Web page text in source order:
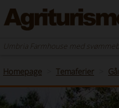
Umbria Farmhouse med
Homepage Temaferier